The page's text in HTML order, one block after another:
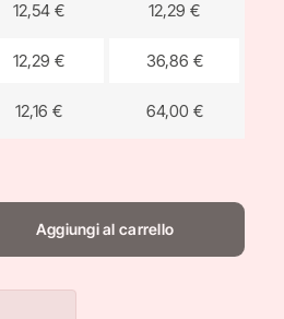
12,54 € 12,29 €
12,29 € 36,86 €
12,16 € 64,00 €
Aggiungi al carrello